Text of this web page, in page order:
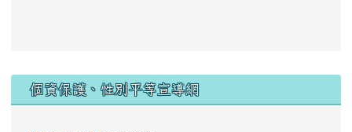
個資保護、性別平等宣導網